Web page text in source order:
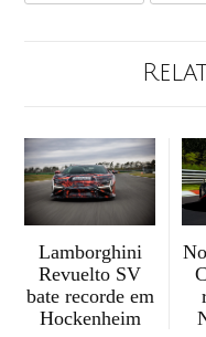
Lamborghini
Revuelto SV
bate recorde em
Hockenheim